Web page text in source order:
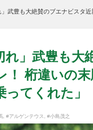
」武豊も大絶賛のブエナビスタ
れ」武豊も大
！ 桁違いの
てくれた」
#アルゲンテウス #小島茂之